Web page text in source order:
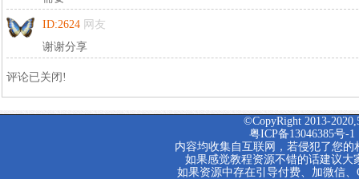
ID:2624 网友
谢谢分享
评论已关闭!
©CopyRight 2013-
粤ICP备13046385号-1
内容均收集自互联网，若侵犯了您的
如果感觉教程资源不错的话建议
如果资源中存在引导付费、加微信